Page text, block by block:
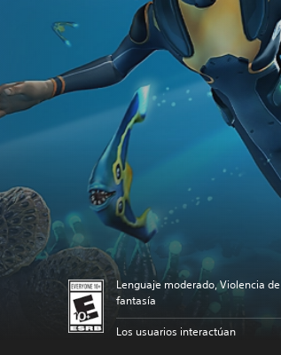
Lenguaje moderado, Violencia de
fantasía
Los usuarios interactúan